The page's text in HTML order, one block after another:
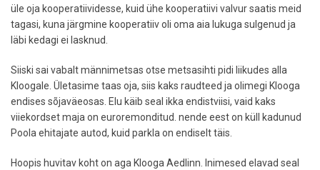
üle oja kooperatiividesse, kuid ühe kooperatiivi valvur saatis meid
tagasi, kuna järgmine kooperatiiv oli oma aia lukuga sulgenud ja
läbi kedagi ei lasknud.
Siiski sai vabalt männimetsas otse metsasihti pidi liikudes alla
Kloogale. Ületasime taas oja, siis kaks raudteed ja olimegi Klooga
endises sõjaväeosas. Elu käib seal ikka endistviisi, vaid kaks
viiekordset maja on euroremonditud. nende eest on küll kadunud
Poola ehitajate autod, kuid parkla on endiselt täis.
Hoopis huvitav koht on aga Klooga Aedlinn. Inimesed elavad seal